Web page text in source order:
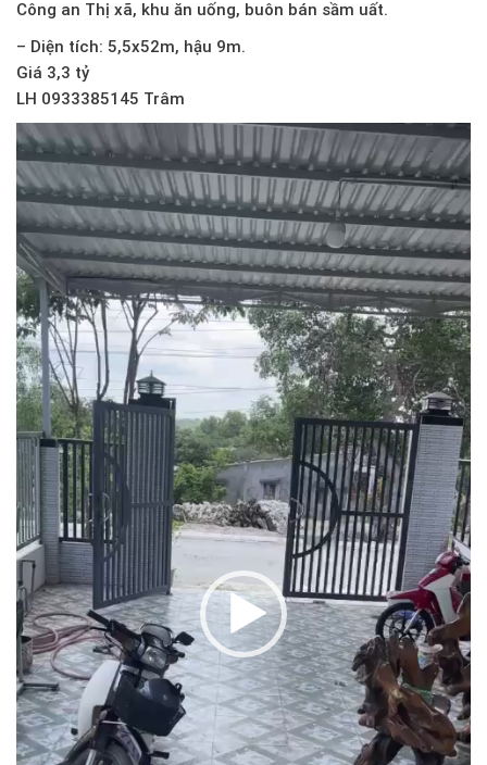
Công an Thị xã, khu ăn uống, buôn bán sầm uất.
– Diện tích: 5,5x52m, hậu 9m.
Giá 3,3 tỷ
LH 0933385145 Trâm
Trình
chơi
Video